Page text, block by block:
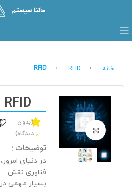
خانه RFID
RFID
برای بزرگنمایی کلیک کنید
RFID
0
(بدون
دیدگاه)
توضیحات :
در دنیای امروز،
فناوری نقش
بسیار مهمی در